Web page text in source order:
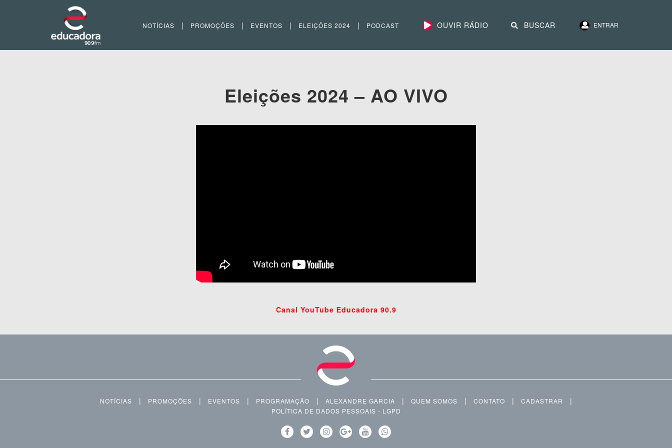
NOTÍCIAS | PROMOÇÕES | EVENTOS | ELEIÇÕES 2024 | PODCAST OUVIR RÁDIO BUSCAR ENTRAR
Eleições 2024 – AO VIVO
Canal YouTube Educadora 90.9
NOTÍCIAS | PROMOÇÕES | EVENTOS | PROGRAMAÇÃO | ALEXANDRE GARCIA | QUEM SOMOS | CONTATO | CADASTRAR |
POLÍTICA DE DADOS PESSOAIS - LGPD